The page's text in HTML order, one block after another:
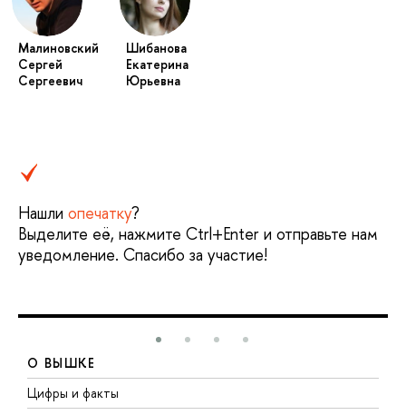
Малиновский
Сергей
Сергеевич
Шибанова
Екатерина
Юрьевна
Нашли опечатку?
Выделите её, нажмите Ctrl+Enter и отправьте нам
уведомление. Спасибо за участие!
О ВЫШКЕ
Цифры и факты